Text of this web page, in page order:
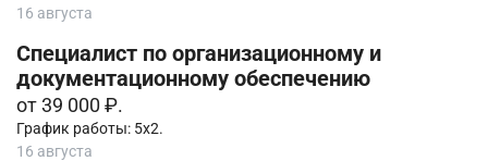
16 августа
Специалист по организационному и
документационному обеспечению
от 39 000 ₽.
График работы: 5х2.
16 августа